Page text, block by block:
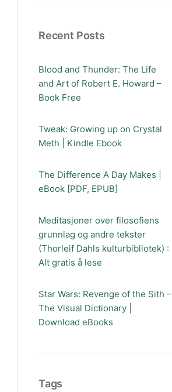
Recent Posts
Blood and Thunder: The Life
and Art of Robert E. Howard –
Book Free
Tweak: Growing up on Crystal
Meth | Kindle Ebook
The Difference A Day Makes |
eBook [PDF, EPUB]
Meditasjoner over filosofiens
grunnlag og andre tekster
(Thorleif Dahls kulturbibliotek) :
Alt gratis å lese
Star Wars: Revenge of the Sith –
The Visual Dictionary |
Download eBooks
Tags